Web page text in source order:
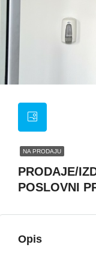
NA PRODAJU
PRODAJE/
POSLOVNI
Opis